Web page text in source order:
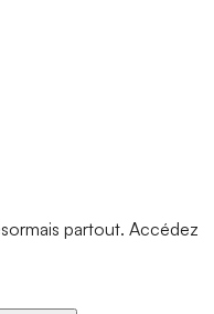
partout. Accédez